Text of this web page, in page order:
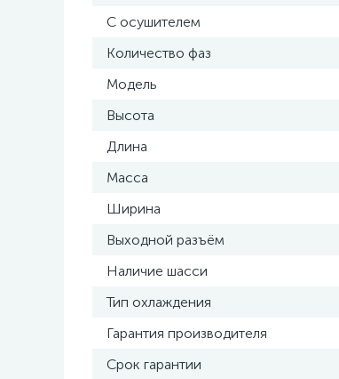
С осушителем
Количество фаз
Модель
Высота
Длина
Масса
Ширина
Выходной разъём
Наличие шасси
Тип охлаждения
Гарантия производителя
Срок гарантии